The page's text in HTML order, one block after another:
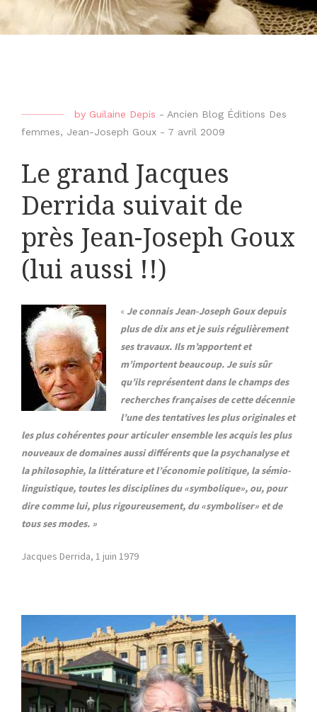
by Guilaine Depis - Ancien Blog Éditions Des
femmes, Jean-Joseph Goux - 7 avril 2009
Le grand Jacques
Derrida suivait de
près Jean-Joseph Goux
(lui aussi !!)
« Je connais Jean-Joseph Goux depuis
plus de dix ans et je suis régulièrement
ses travaux. Ils m’apportent et
m’importent beaucoup. Je suis sûr
qu’ils représentent dans le champs des
recherches françaises de cette décennie
l’une des tentatives les plus originales et
les plus cohérentes pour articuler ensemble les acquis les plus
nouveaux de domaines aussi différents que la psychanalyse et
la philosophie, la littérature et l’économie politique, la sémio-
linguistique, toutes les disciplines du «symbolique», ou, pour
dire comme lui, plus rigoureusement, du «symboliser» et de
tous ses modes. »
Jacques Derrida, 1 juin 1979